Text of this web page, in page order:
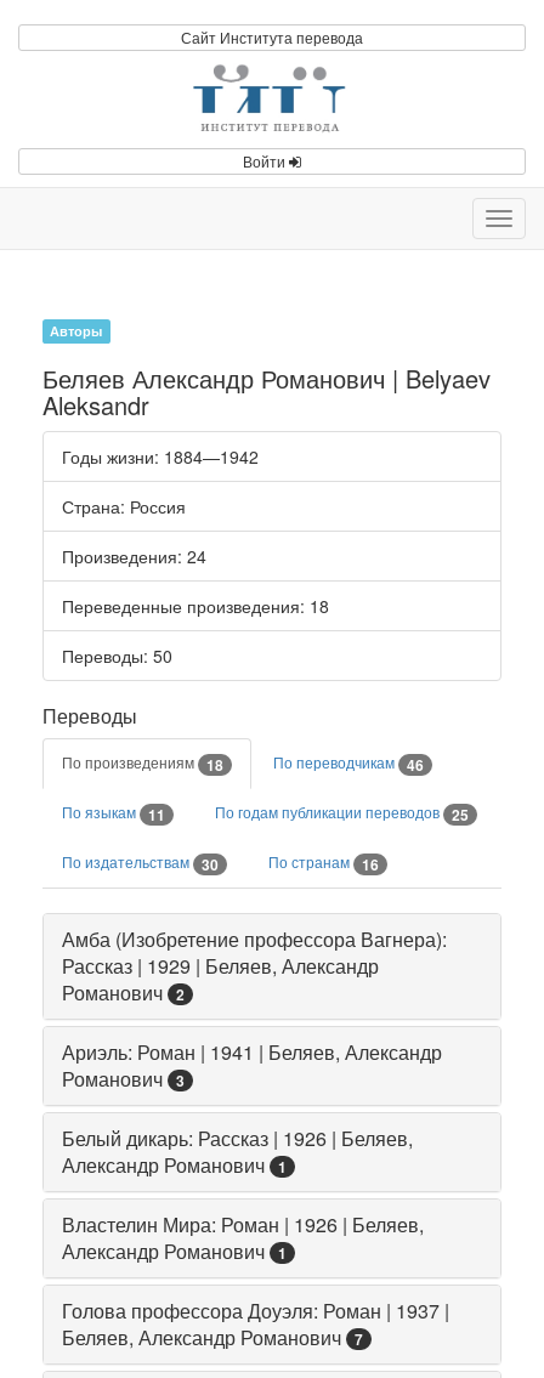
Сайт Института перевода
Войти
Авторы
Беляев Александр Романович | Belyaev
Aleksandr
Годы жизни: 1884—1942
Страна: Россия
Произведения: 24
Переведенные произведения: 18
Переводы: 50
Переводы
По произведениям 18 По переводчикам 46
По языкам 11 По годам публикации переводов 25
По издательствам 30 По странам 16
Амба (Изобретение профессора Вагнера):
Рассказ | 1929 | Беляев, Александр
Романович
2
Ариэль: Роман | 1941 | Беляев, Александр
Романович
3
Белый дикарь: Рассказ | 1926 | Беляев,
Александр Романович
1
Властелин Мира: Роман | 1926 | Беляев,
Александр Романович
1
Голова профессора Доуэля: Роман | 1937 |
Беляев, Александр Романович
7